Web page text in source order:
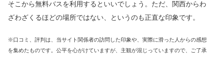
そこから無料バスを利用するといいでしょう。ただ、関西からわ
ざわざくるほどの場所ではない、というのも正直な印象です。
※口コミ、評判は、当サイト関係者の訪問した印象や、実際に滑った人からの感想
を集めたものです。公平を心がけていますが、主観が混じっていますので、ご了承